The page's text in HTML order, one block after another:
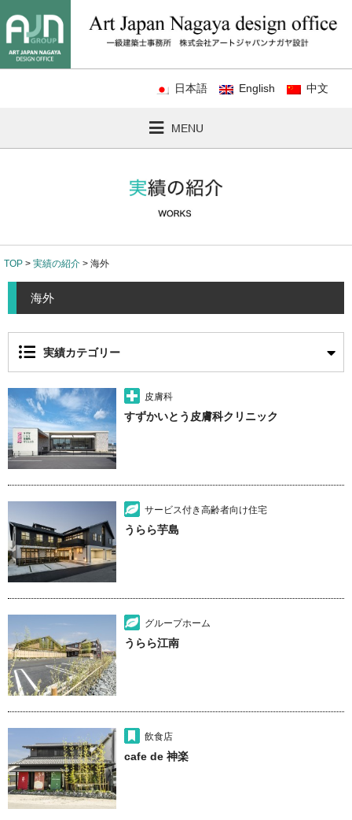
日本語 English 中文
MENU
TOP > 実績の紹介 > 海外
海外
皮膚科
すずかいとう皮膚科クリニック
サービス付き高齢者向け住宅
うらら芋島
グループホーム
うらら江南
飲食店
cafe de 神楽
実績カテゴリー